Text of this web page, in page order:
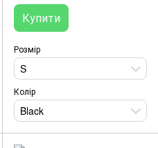
Купити
Розмір
S
Колір
Black